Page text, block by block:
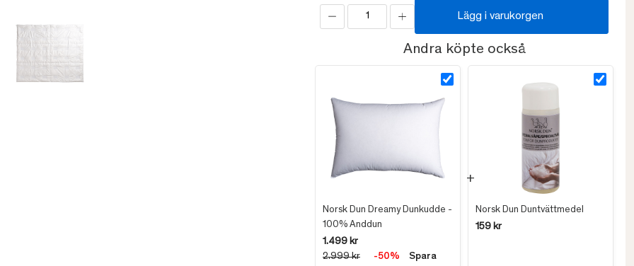
Lägg i varukorgen
Andra köpte också
Norsk Dun Dreamy Dunkudde -
100% Anddun
1.499 kr
2.999 kr
-50%
Spara
Norsk Dun Duntvättmedel
159 kr